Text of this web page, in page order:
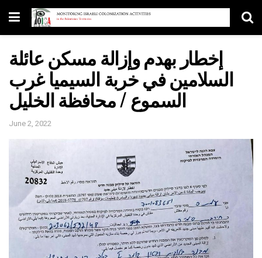
إخطار بهدم وإزالة مسكن عائلة
السلامين في خربة السيميا غرب
السموع / محافظة الخليل
June 2, 2022